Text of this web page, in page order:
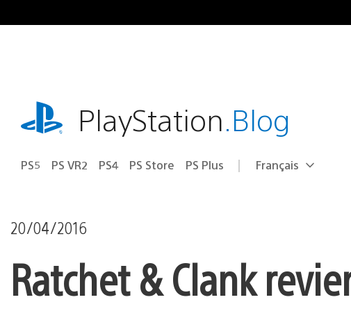
au
playstation.comPlayStation.Blog
PS5 PS VR2 PS4 PS Store PS Plus Choisir
Région
Français
20/04/2016
Ratchet & Clank